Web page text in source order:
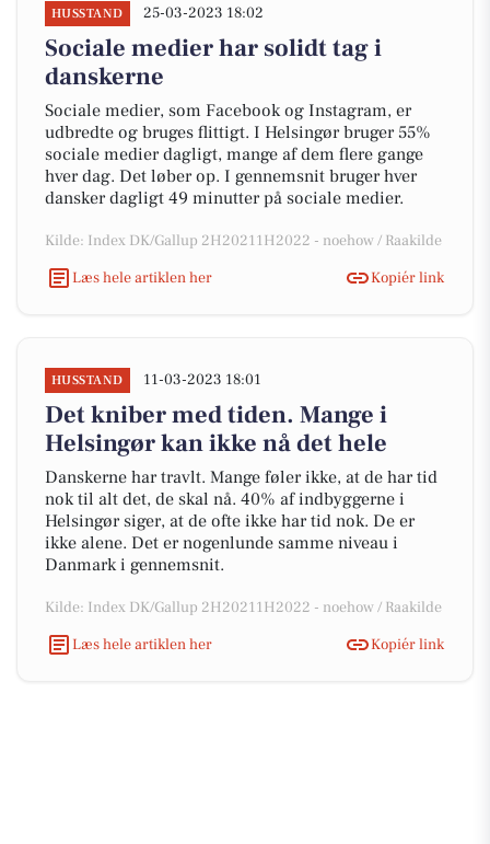
HUSSTAND 25-03-2023 18:02
Sociale medier har solidt tag i
danskerne
Sociale medier, som Facebook og Instagram, er
udbredte og bruges flittigt. I Helsingør bruger 55%
sociale medier dagligt, mange af dem flere gange
hver dag. Det løber op. I gennemsnit bruger hver
dansker dagligt 49 minutter på sociale medier.
Kilde: Index DK/Gallup 2H20211H2022 - noehow / Raakilde
Læs hele artiklen her
Kopiér link
HUSSTAND 11-03-2023 18:01
Det kniber med tiden. Mange i
Helsingør kan ikke nå det hele
Danskerne har travlt. Mange føler ikke, at de har tid
nok til alt det, de skal nå. 40% af indbyggerne i
Helsingør siger, at de ofte ikke har tid nok. De er
ikke alene. Det er nogenlunde samme niveau i
Danmark i gennemsnit.
Kilde: Index DK/Gallup 2H20211H2022 - noehow / Raakilde
Læs hele artiklen her
Kopiér link